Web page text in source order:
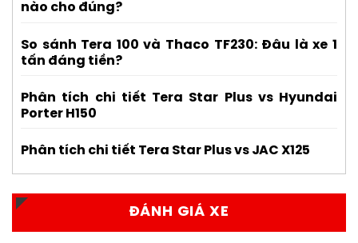
nào cho đúng?
So sánh Tera 100 và Thaco TF230: Đâu là xe 1
tấn đáng tiền?
Phân tích chi tiết Tera Star Plus vs Hyundai
Porter H150
Phân tích chi tiết Tera Star Plus vs JAC X125
ĐÁNH GIÁ XE